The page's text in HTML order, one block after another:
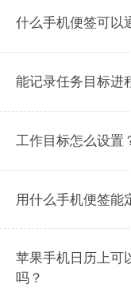
什么手机便签可以
能记录任务目标进
工作目标怎么设置
用什么手机便签能
苹果手机日历上可
吗？